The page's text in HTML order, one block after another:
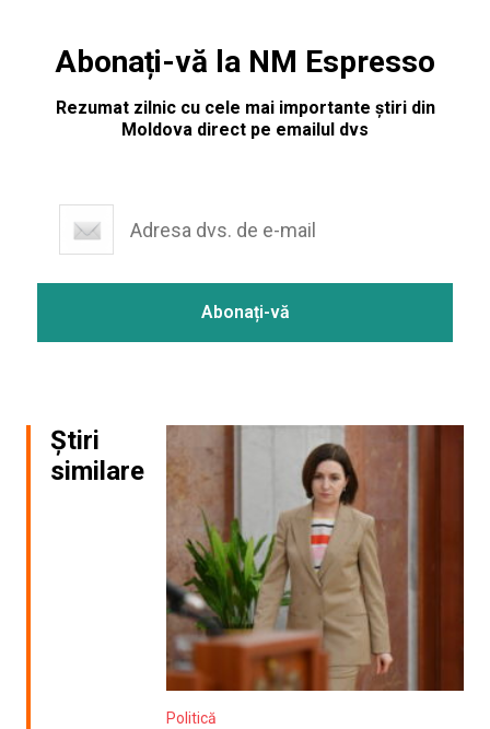
Abonați-vă la NM Espresso
Rezumat zilnic cu cele mai importante știri din
Moldova direct pe emailul dvs
Știri
similare
Politică